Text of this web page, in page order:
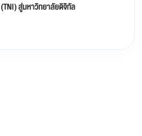
สู่มหาวิทยาลัยดิจิทัล